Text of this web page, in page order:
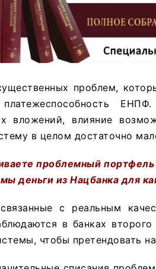
проблем,
вложений, влияние
в целом достаточно
проблемный портфель
деньги из Нацбанка для
с реальным
в банках
чтобы претендовать